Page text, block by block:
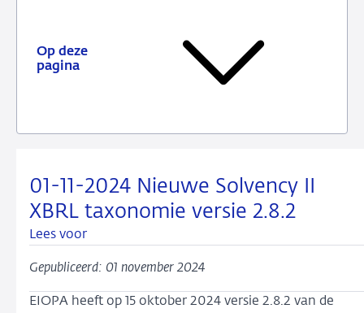
Op deze
pagina
01-11-2024 Nieuwe Solvency II
XBRL taxonomie versie 2.8.2
Lees voor
Gepubliceerd: 01 november 2024
EIOPA heeft op 15 oktober 2024 versie 2.8.2 van de